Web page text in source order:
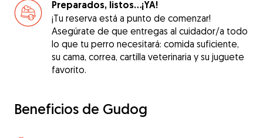
Preparados, listos...¡YA!
¡Tu reserva está a punto de comenzar!
Asegúrate de que entregas al cuidador/a todo
lo que tu perro necesitará: comida suficiente,
su cama, correa, cartilla veterinaria y su juguete
favorito.
Beneficios de Gudog